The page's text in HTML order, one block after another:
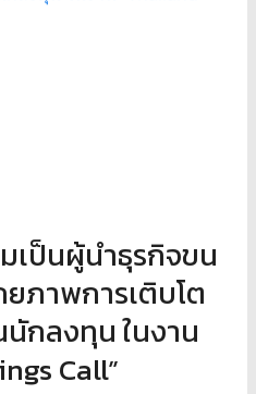
เป็นผู้นำธุรกิจขน
ภาพการเติบโต
กลงทุน ในงาน
Call”